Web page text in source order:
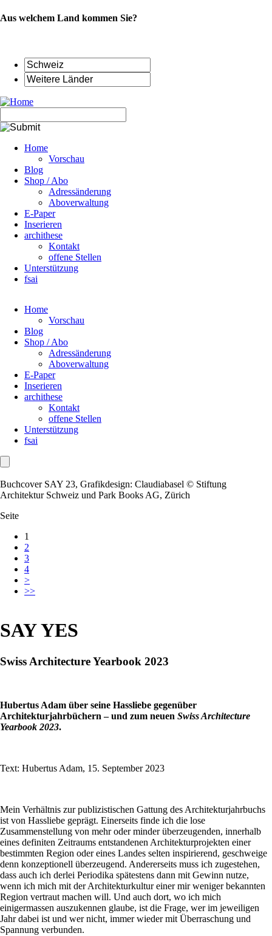
Aus welchem Land kommen Sie?
überspringen
Home
Vorschau
Blog
Shop / Abo
Adressänderung
Aboverwaltung
E-Paper
Inserieren
archithese
Kontakt
offene Stellen
Unterstützung
fsai
Home
Vorschau
Blog
Shop / Abo
Adressänderung
Aboverwaltung
E-Paper
Inserieren
archithese
Kontakt
offene Stellen
Unterstützung
fsai
Buchcover SAY 23, Grafikdesign: Claudiabasel © Stiftung
Architektur Schweiz und Park Books AG, Zürich
Seite
1
2
3
4
>
>>
SAY YES
Swiss Architecture Yearbook 2023
Hubertus Adam über seine Hassliebe gegenüber
Architekturjahrbüchern – und zum neuen Swiss Architecture
Yearbook 2023.
Text: Hubertus Adam, 15. September 2023
Mein Verhältnis zur publizistischen Gattung des Architekturjahrbuchs
ist von Hassliebe geprägt. Einerseits finde ich die lose
Zusammenstellung von mehr oder minder überzeugenden, innerhalb
eines definiten Zeitraums entstandenen Architekturprojekten einer
bestimmten Region oder eines Landes selten inspirierend, geschweige
denn konzeptionell überzeugend. Andererseits muss ich zugestehen,
dass auch ich derlei Periodika spätestens dann mit Gewinn nutze,
wenn ich mich mit der Architekturkultur einer mir weniger bekannten
Region vertraut machen will. Und auch dort, wo ich mich
einigermassen auszukennen glaube, ist die Frage, wer im jeweiligen
Jahr dabei ist und wer nicht, immer wieder mit Überraschung und
Spannung verbunden.